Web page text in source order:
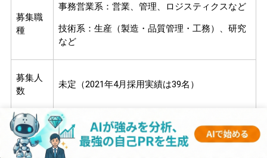
募集職
種
事務営業系：営業、管理、ロジスティクスなど
技術系：生産（製造・品質管理・工務）、研究
など
募集人
数
未定（2021年4月採用実績は39名）
ホームページよりエントリー
→ES提出
→適性検査